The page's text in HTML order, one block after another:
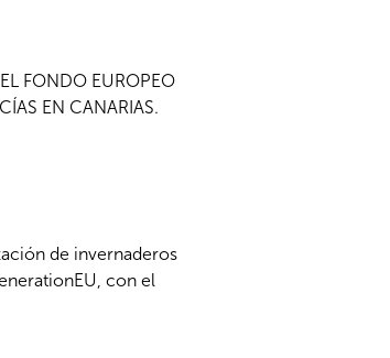
FONDO EUROPEO
EN CANARIAS.
de invernaderos
con el